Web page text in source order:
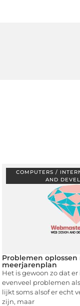
COMPUTERS /
AND
Problemen oplossen
meerjarenplan
Het is gewoon zo dat
evenveel problemen
lijkt soms alsof er echt
zijn, maar